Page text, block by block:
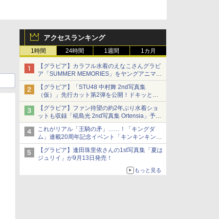
アクセスランキング
1時間 24時間 1週間 1カ月
【グラビア】カラフル水着のえなこさんグラビ
ア「SUMMER MEMORIES」をヤングアニマル
Webで公開中
【グラビア】「STU48 中村舞 2nd写真集
（仮）」先行カット第2弾を公開！ドキッとす
るランジェリーカットなど新たな挑戦
【グラビア】ファン待望の約2年ぶり水着ショ
ットも収録「椛島光 2nd写真集 Ortensia」予約
受付開始
10月30日発売
これがリアル「王騎の矛」……！「キングダ
ム」連載20周年記念イベント「キンキンキング
ダム」開幕フォトレポート
【グラビア】逢田珠里依さんの1st写真集「夏は
ジュリイ」が9月13日発売！
もっと見る